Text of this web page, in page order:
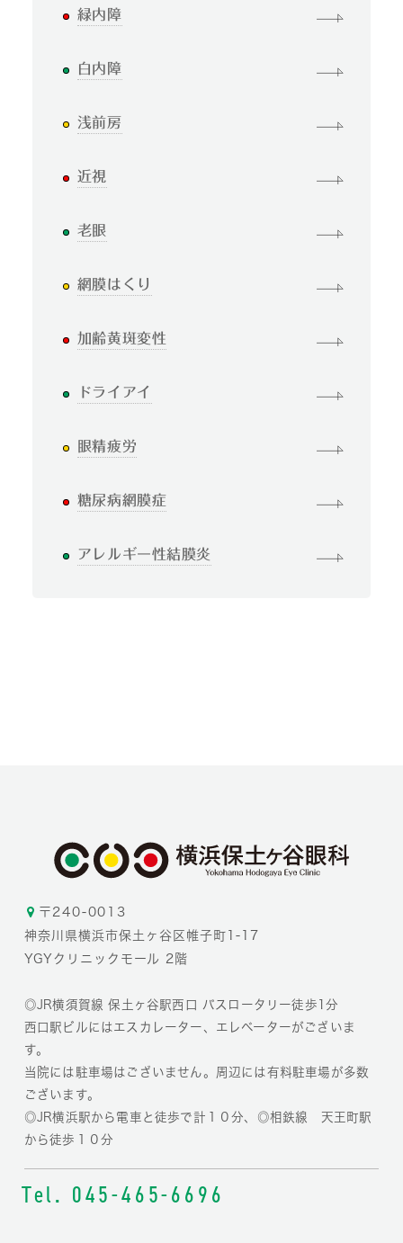
緑内障
白内障
浅前房
近視
老眼
網膜はくり
加齢黄斑変性
ドライアイ
眼精疲労
糖尿病網膜症
アレルギー性結膜炎
〒240-0013
神奈川県横浜市保土ヶ谷区帷子町1-17
YGYクリニックモール 2階
◎JR横須賀線 保土ヶ谷駅西口 バスロータリー徒歩1分
西口駅ビルにはエスカレーター、エレベーターがございま
す。
当院には駐車場はございません。周辺には有料駐車場が多数
ございます。
◎JR横浜駅から電車と徒歩で計１０分、◎相鉄線 天王町駅
から徒歩１０分
Tel. 045-465-6696